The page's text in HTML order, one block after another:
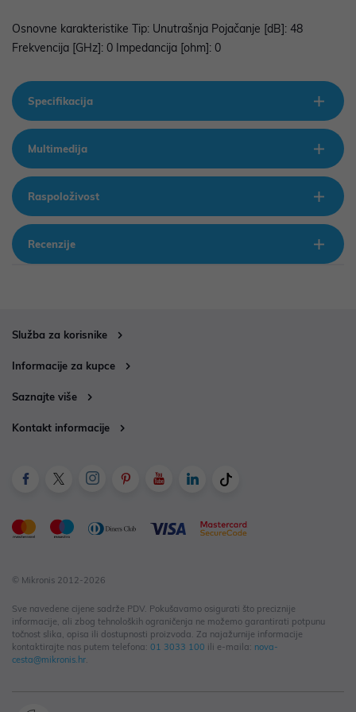
Osnovne karakteristike Tip: Unutrašnja Pojačanje [dB]: 48
Frekvencija [GHz]: 0 Impedancija [ohm]: 0
Specifikacija
Multimedija
Raspoloživost
Recenzije
Služba za korisnike
Informacije za kupce
Saznajte više
Kontakt informacije
© Mikronis 2012-2026
Sve navedene cijene sadrže PDV. Pokušavamo osigurati što preciznije
informacije, ali zbog tehnoloških ograničenja ne možemo garantirati potpunu
točnost slika, opisa ili dostupnosti proizvoda. Za najažurnije informacije
kontaktirajte nas putem telefona: 01 3033 100 ili e-maila: nova-
cesta@mikronis.hr.